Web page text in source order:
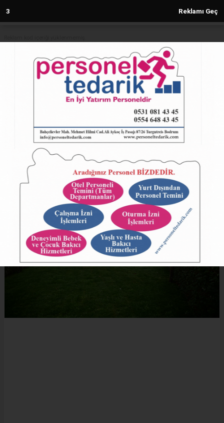
2 Reklamı Geç
Anasayfa
Çayırova’nın parkları yenileniyor
24.03.2026 - 16:39, Güncelleme: 24.03.2026 - 16:39
8603+ kez okundu.